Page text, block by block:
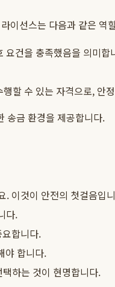
이선스는 다음과 같은 역
요건을 충족했음을 의미합
할 수 있는 자격으로, 안
송금 환경을 제공합니다.
. 이것이 안전의 첫걸음입
다.
합니다.
야 합니다.
하는 것이 현명합니다.